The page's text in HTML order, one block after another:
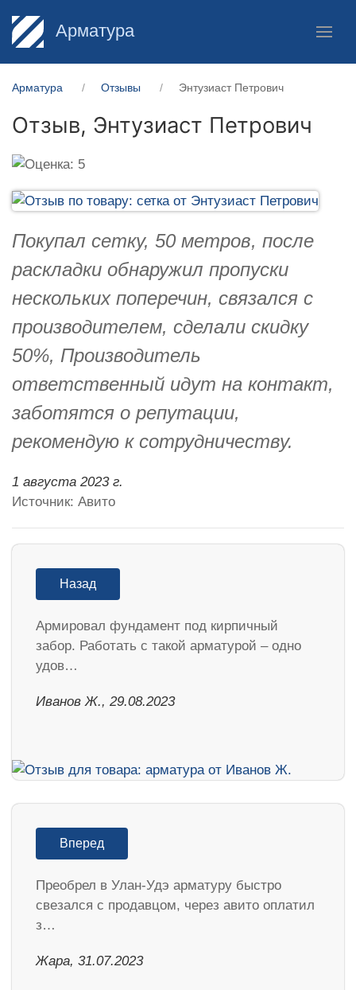
Арматура
Арматура Отзывы Энтузиаст Петрович
Отзыв, Энтузиаст Петрович
Покупал сетку, 50 метров, после
раскладки обнаружил пропуски
нескольких поперечин, связался с
производителем, сделали скидку
50%, Производитель
ответственный идут на контакт,
заботятся о репутации,
рекомендую к сотрудничеству.
1 августа 2023 г.
Источник: Авито
Назад
Армировал фундамент под кирпичный
забор. Работать с такой арматурой – одно
удов…
Иванов Ж., 29.08.2023
Вперед
Преобрел в Улан-Удэ арматуру быстро
свезался с продавцом, через авито оплатил
з…
Жара, 31.07.2023